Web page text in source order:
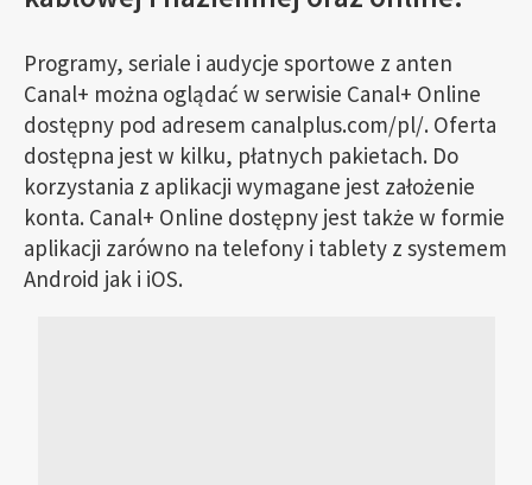
Programy, seriale i audycje sportowe z anten
Canal+ można oglądać w serwisie Canal+ Online
dostępny pod adresem canalplus.com/pl/. Oferta
dostępna jest w kilku, płatnych pakietach. Do
korzystania z aplikacji wymagane jest założenie
konta. Canal+ Online dostępny jest także w formie
aplikacji zarówno na telefony i tablety z systemem
Android jak i iOS.